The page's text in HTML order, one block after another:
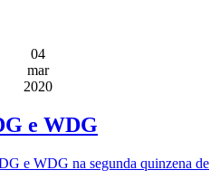
04
mar
2020
e WDG
e WDG na segunda quinzena de